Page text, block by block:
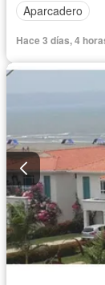
Aparcadero
Hace 3 días, 4